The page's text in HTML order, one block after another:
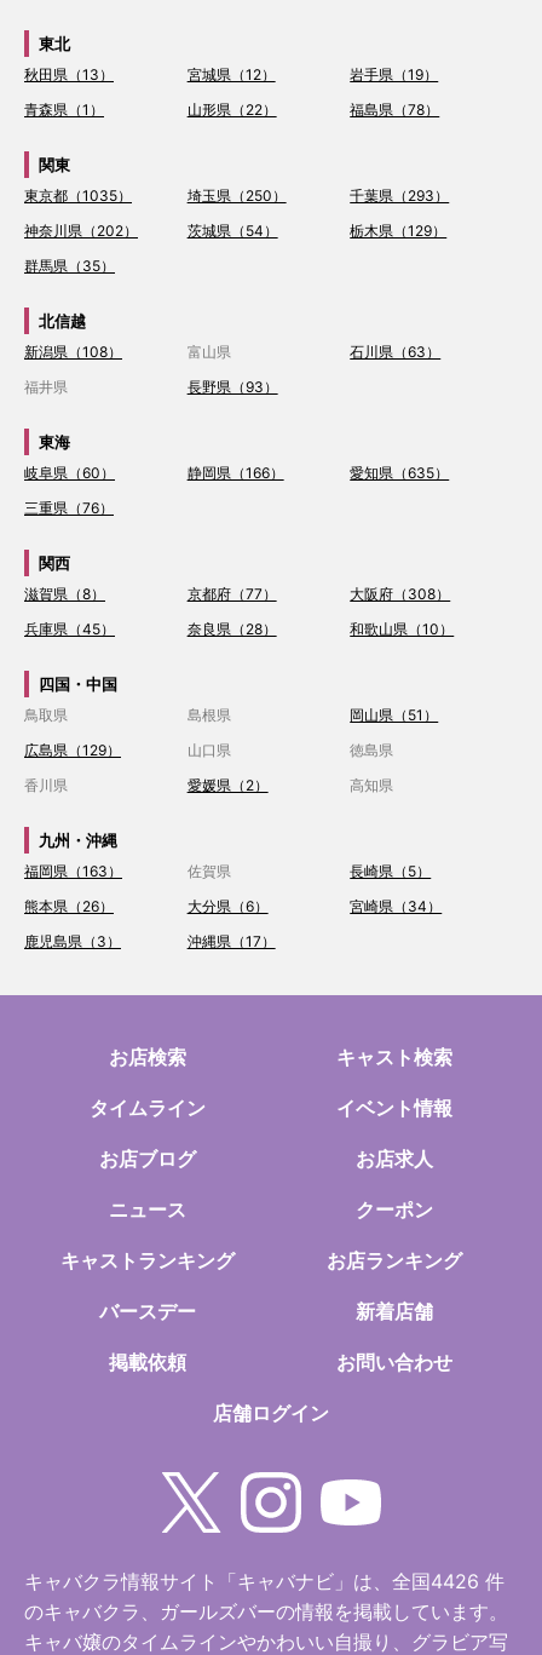
東北
秋田県（13） 宮城県（12）
岩手県（19）
青森県（1）
山形県（22） 福島県（78）
関東
東京都（1035） 埼玉県（250）
千葉県（293）
神奈川県（202）
茨城県（54）
栃木県（129）
群馬県（35）
北信越
新潟県（108） 富山県
石川県（63）
福井県
長野県（93）
東海
岐阜県（60） 静岡県（166）
愛知県（635）
三重県（76）
関西
滋賀県（8） 京都府（77）
大阪府（308）
兵庫県（45）
奈良県（28） 和歌山県（10）
四国・中国
鳥取県 島根県
岡山県（51）
広島県（129）
山口県
徳島県
香川県
愛媛県（2） 高知県
九州・沖縄
福岡県（163） 佐賀県
長崎県（5）
熊本県（26）
大分県（6）
宮崎県（34）
鹿児島県（3）
沖縄県（17）
お店検索 キャスト検索
タイムライン イベント情報
お店ブログ お店求人
ニュース クーポン
キャストランキング お店ランキング
バースデー 新着店舗
掲載依頼 お問い合わせ
店舗ログイン
キャバクラ情報サイト「キャバナビ」は、全国4426 件
のキャバクラ、ガールズバーの情報を掲載しています。
キャバ嬢のタイムラインやかわいい自撮り、グラビア写